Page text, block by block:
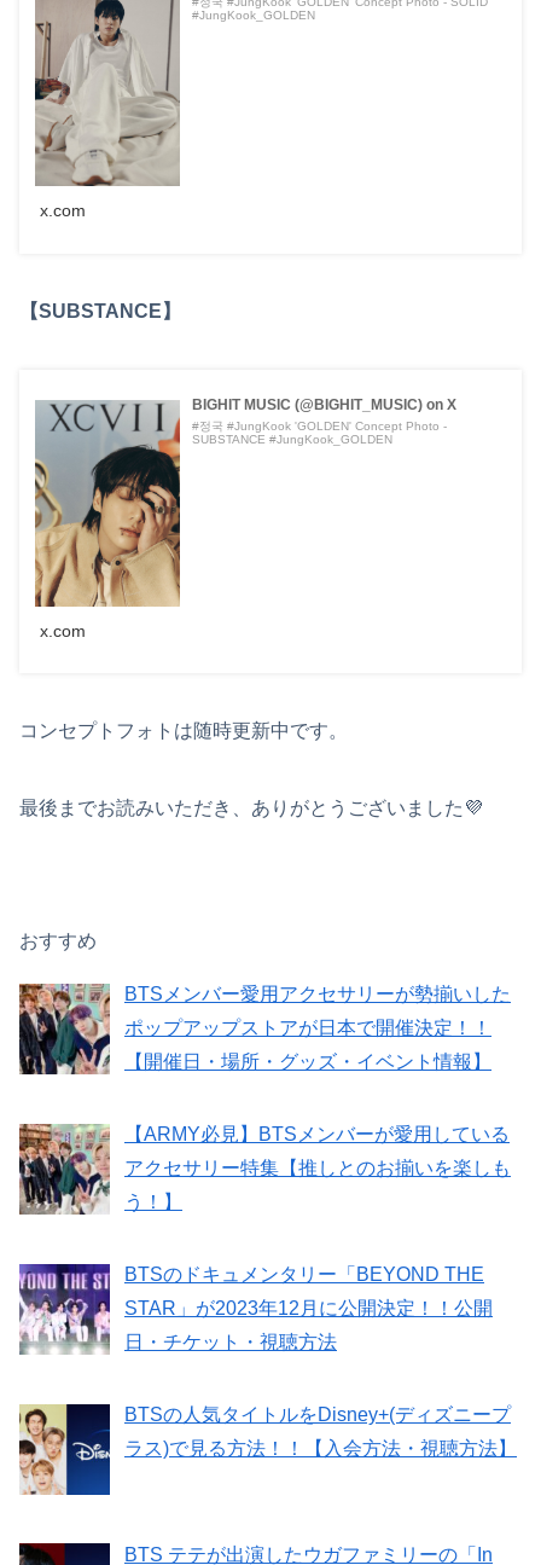
#JungKook_GOLDEN
x.com
【SUBSTANCE】
BIGHIT MUSIC (@BIGHIT_MUSIC) on X
#정국 #JungKook 'GOLDEN' Concept Photo -
SUBSTANCE #JungKook_GOLDEN
x.com
コンセプトフォトは随時更新中です。
最後までお読みいただき、ありがとうございました💜
おすすめ
BTSメンバー愛用アクセサリーが勢揃いした
ポップアップストアが日本で開催決定！！
【開催日・場所・グッズ・イベント情報】
【ARMY必見】BTSメンバーが愛用している
アクセサリー特集【推しとのお揃いを楽しも
う！】
BTSのドキュメンタリー「BEYOND THE
STAR」が2023年12月に公開決定！！公開
日・チケット・視聴方法
BTSの人気タイトルをDisney+(ディズニープ
ラス)で見る方法！！【入会方法・視聴方法】
BTS テテが出演したウガファミリーの「In